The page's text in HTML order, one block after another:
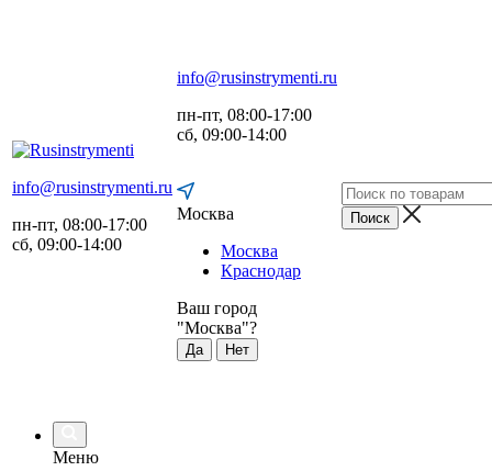
info@rusinstrymenti.ru
пн-пт, 08:00-17:00
сб, 09:00-14:00
info@rusinstrymenti.ru
пн-пт, 08:00-17:00
сб, 09:00-14:00
Москва
Москва
Краснодар
Ваш город
"Москва"?
Да Нет
Меню